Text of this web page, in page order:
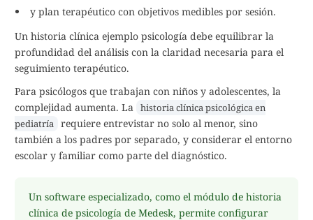
y plan terapéutico con objetivos medibles por sesión.
Un historia clínica ejemplo psicología debe equilibrar la
profundidad del análisis con la claridad necesaria para el
seguimiento terapéutico.
Para psicólogos que trabajan con niños y adolescentes, la
complejidad aumenta. La historia clínica psicológica en
pediatría requiere entrevistar no solo al menor, sino
también a los padres por separado, y considerar el entorno
escolar y familiar como parte del diagnóstico.
Un software especializado, como el módulo de historia
clínica de psicología de Medesk, permite configurar